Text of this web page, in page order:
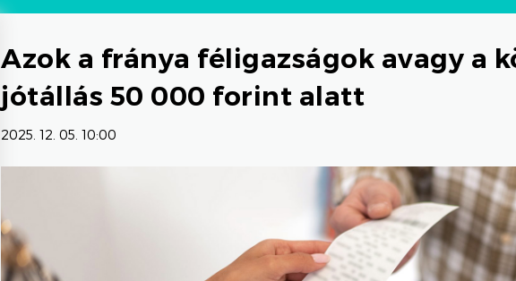
Azok a fránya féligazságok avagy a
jótállás 50 000 forint alatt
2025. 12. 05. 10:00